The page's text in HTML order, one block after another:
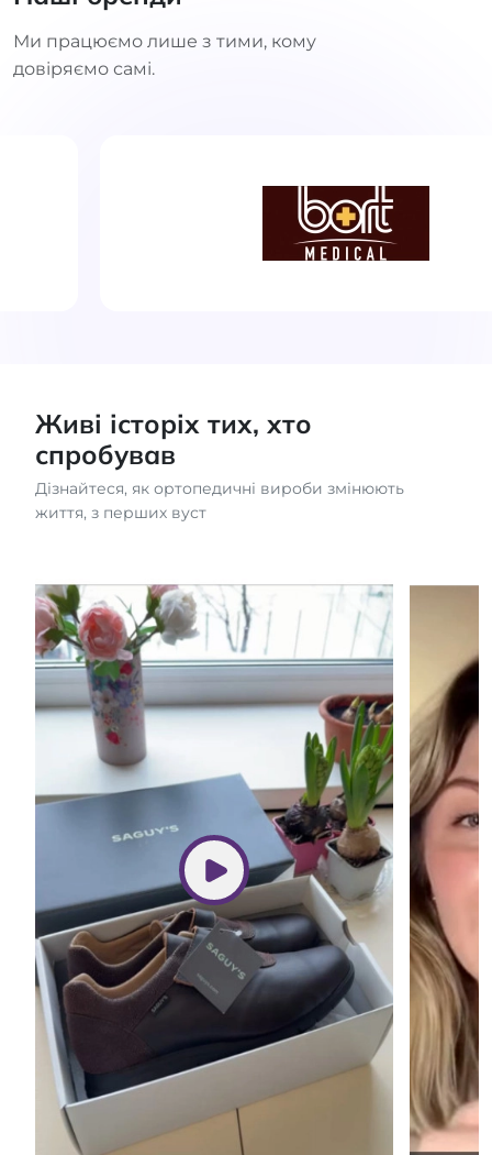
Ми працюємо лише з тими, кому
довіряємо самі.
Живі історіх тих, хто
спробував
Дізнайтеся, як ортопедичні вироби змінюють
життя, з перших вуст